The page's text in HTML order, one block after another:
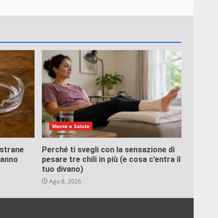
Mente e Salute
Perché ti svegli con la sensazione di
pesare tre chili in più (e cosa c’entra il
tuo divano)
Ago 8, 2026